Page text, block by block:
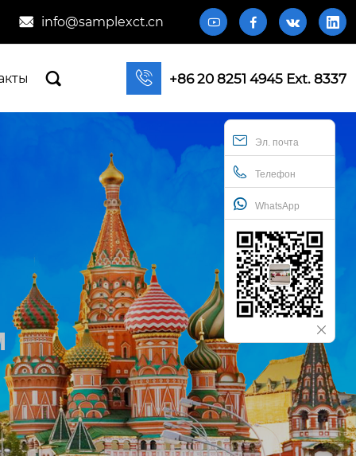
 info@samplexct.cn    
  +86 20 8251 4945 Ext. 8337
Эл. почта
Телефон
WhatsApp